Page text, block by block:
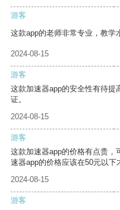
游客
这款app的老师非常专业，教学
2024-08-15
游客
这款加速器app的安全性有待提
证。
2024-08-15
游客
这款加速器app的价格有点贵，
速器app的价格应该在50元以下
2024-08-15
游客